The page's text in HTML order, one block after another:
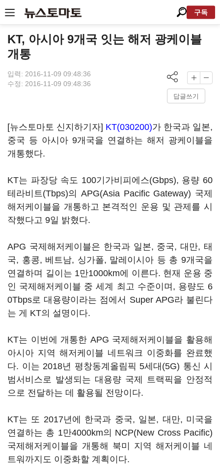
구독
KT, 아시아 9개국 잇는 해저 광케이블
개통
입력: 2016-11-09 09:48:36
수정: 2016-11-09 09:48:36
답글쓰기
[뉴스토마토 신지하기자] KT(030200)가 한국과 일본,
중국 등 아시아 9개국을 연결하는 해저 광케이블을
개통했다.
KT는 파장당 속도 100기가비피에스(Gbps), 용량 60
테라비트(Tbps)의 APG(Asia Pacific Gateway) 국제
해저케이블을 개통하고 본격적인 운용 및 관제를 시
작했다고 9일 밝혔다.
APG 국제해저케이블은 한국과 일본, 중국, 대만, 태
국, 홍콩, 베트남, 싱가폴, 말레이시아 등 총 9개국을
연결하며 길이는 1만1000km에 이른다. 현재 운용 중
인 국제해저케이블 중 세계 최고 수준이며, 용량도 6
0Tbps로 대용량이라는 점에서 Super APG라 불린다
는 게 KT의 설명이다.
KT는 이번에 개통한 APG 국제해저케이블을 활용해
아시아 지역 해저케이블 네트워크 이중화를 완료했
다. 이는 2018년 평창동계올림픽 5세대(5G) 통신 시
범서비스로 발생되는 대용량 국제 트랙픽을 안정적
으로 전달하는 데 활용될 전망이다.
KT는 또 2017년에 한국과 중국, 일본, 대만, 미국을
연결하는 총 1만4000km의 NCP(New Cross Pacific)
국제해저케이블을 개통해 북미 지역 해저케이블 네
트워까지도 이중화할 계획이다.